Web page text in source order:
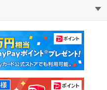
中古マンション
中古一戸建て
土地
教えて！住まいの先生